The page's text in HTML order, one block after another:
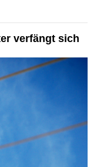
verfängt sich